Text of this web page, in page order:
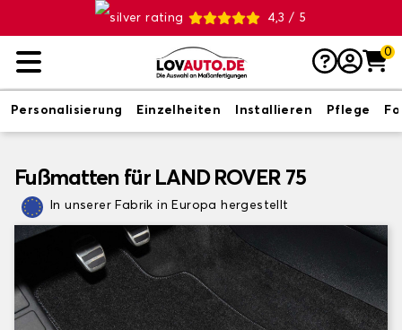
4,3 / 5
0
Personalisierung Einzelheiten Installieren Pflege
Fußmatten für LAND ROVER 75
In unserer Fabrik in Europa hergestellt